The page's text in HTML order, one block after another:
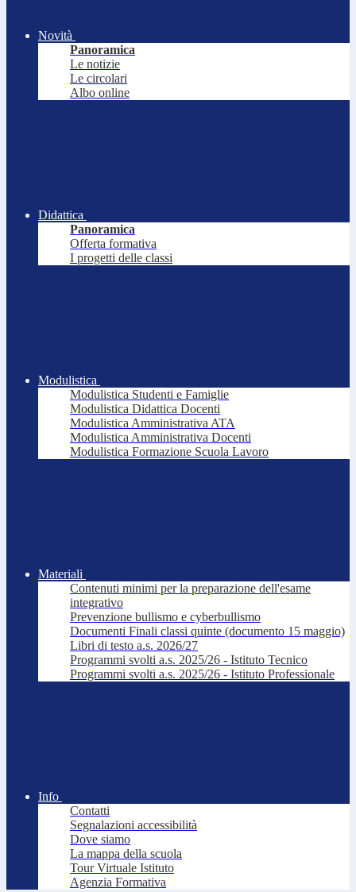
Novità
Panoramica
Le notizie
Le circolari
Albo online
Didattica
Panoramica
Offerta formativa
I progetti delle classi
Modulistica
Modulistica Studenti e Famiglie
Modulistica Didattica Docenti
Modulistica Amministrativa ATA
Modulistica Amministrativa Docenti
Modulistica Formazione Scuola Lavoro
Materiali
Contenuti minimi per la preparazione dell'esame
integrativo
Prevenzione bullismo e cyberbullismo
Documenti Finali classi quinte (documento 15 maggio)
Libri di testo a.s. 2026/27
Programmi svolti a.s. 2025/26 - Istituto Tecnico
Programmi svolti a.s. 2025/26 - Istituto Professionale
Info
Contatti
Segnalazioni accessibilità
Dove siamo
La mappa della scuola
Tour Virtuale Istituto
Agenzia Formativa